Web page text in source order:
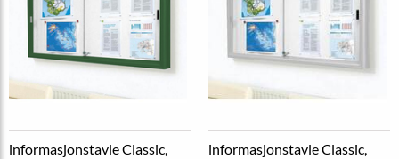
informasjonstavle Classic,
informasjonstavle Classic,